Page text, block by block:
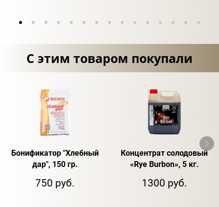
С этим товаром покупали
Бонификатор "Хлебный
дар", 150 гр.
750 руб.
Концентрат солодовый
«Rye Burbon», 5 кг.
1300 руб.